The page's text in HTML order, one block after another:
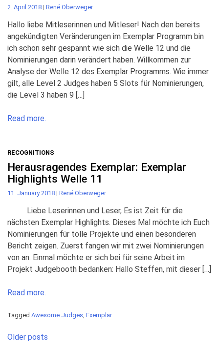
2. April 2018 | René Oberweger
Hallo liebe Mitleserinnen und Mitleser! Nach den bereits
angekündigten Veränderungen im Exemplar Programm bin
ich schon sehr gespannt wie sich die Welle 12 und die
Nominierungen darin verändert haben. Willkommen zur
Analyse der Welle 12 des Exemplar Programms. Wie immer
gilt, alle Level 2 Judges haben 5 Slots für Nominierungen,
die Level 3 haben 9 […]
Read more.
RECOGNITIONS
Herausragendes Exemplar: Exemplar
Highlights Welle 11
11. January 2018 | René Oberweger
Liebe Leserinnen und Leser, Es ist Zeit für die
nächsten Exemplar Highlights. Dieses Mal möchte ich Euch
Nominierungen für tolle Projekte und einen besonderen
Bericht zeigen. Zuerst fangen wir mit zwei Nominierungen
von an. Einmal möchte er sich bei für seine Arbeit im
Projekt Judgebooth bedanken: Hallo Steffen, mit dieser […]
Read more.
Tagged Awesome Judges, Exemplar
Posts
Older posts